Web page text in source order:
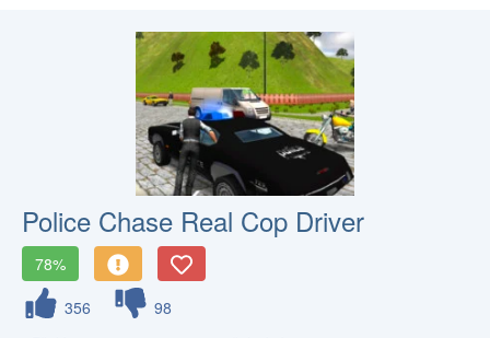
Police Chase Real Cop Driver
78%
356
98